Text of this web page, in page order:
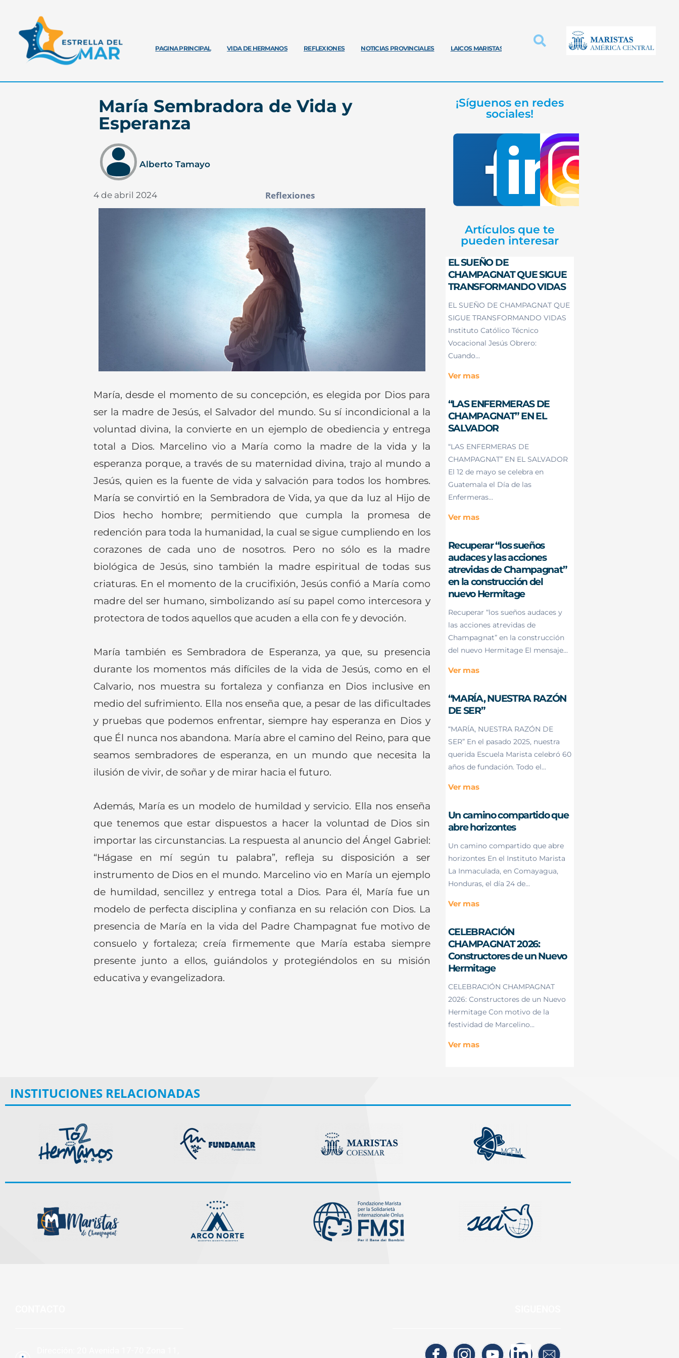
PAGINA PRINCIPAL VIDA DE HERMANOS REFLEXIONES NOTICIAS PROVINCIALES LAICOS MARISTAS INNOVACIÓN PROVINCIAL EDUCACIÓN MARISTA
María Sembradora de Vida y
Esperanza
Alberto Tamayo
4 de abril 2024 Reflexiones
María, desde el momento de su concepción, es elegida por Dios para
ser la madre de Jesús, el Salvador del mundo. Su sí incondicional a la
voluntad divina, la convierte en un ejemplo de obediencia y entrega
total a Dios. Marcelino vio a María como la madre de la vida y la
esperanza porque, a través de su maternidad divina, trajo al mundo a
Jesús, quien es la fuente de vida y salvación para todos los hombres.
María se convirtió en la Sembradora de Vida, ya que da luz al Hijo de
Dios hecho hombre; permitiendo que cumpla la promesa de
redención para toda la humanidad, la cual se sigue cumpliendo en los
corazones de cada uno de nosotros. Pero no sólo es la madre
biológica de Jesús, sino también la madre espiritual de todas sus
criaturas. En el momento de la crucifixión, Jesús confió a María como
madre del ser humano, simbolizando así su papel como intercesora y
protectora de todos aquellos que acuden a ella con fe y devoción.
María también es Sembradora de Esperanza, ya que, su presencia
durante los momentos más difíciles de la vida de Jesús, como en el
Calvario, nos muestra su fortaleza y confianza en Dios inclusive en
medio del sufrimiento. Ella nos enseña que, a pesar de las dificultades
y pruebas que podemos enfrentar, siempre hay esperanza en Dios y
que Él nunca nos abandona. María abre el camino del Reino, para que
seamos sembradores de esperanza, en un mundo que necesita la
ilusión de vivir, de soñar y de mirar hacia el futuro.
Además, María es un modelo de humildad y servicio. Ella nos enseña
que tenemos que estar dispuestos a hacer la voluntad de Dios sin
importar las circunstancias. La respuesta al anuncio del Ángel Gabriel:
“Hágase en mí según tu palabra”, refleja su disposición a ser
instrumento de Dios en el mundo. Marcelino vio en María un ejemplo
de humildad, sencillez y entrega total a Dios. Para él, María fue un
modelo de perfecta disciplina y confianza en su relación con Dios. La
presencia de María en la vida del Padre Champagnat fue motivo de
consuelo y fortaleza; creía firmemente que María estaba siempre
presente junto a ellos, guiándolos y protegiéndolos en su misión
educativa y evangelizadora.
¡Síguenos en redes
sociales!
Artículos que te
pueden interesar
EL SUEÑO DE
CHAMPAGNAT QUE SIGUE
TRANSFORMANDO VIDAS
EL SUEÑO DE CHAMPAGNAT QUE
SIGUE TRANSFORMANDO VIDAS
Instituto Católico Técnico
Vocacional Jesús Obrero:
Cuando...
Ver mas
“LAS ENFERMERAS DE
CHAMPAGNAT” EN EL
SALVADOR
“LAS ENFERMERAS DE
CHAMPAGNAT” EN EL SALVADOR
El 12 de mayo se celebra en
Guatemala el Día de las
Enfermeras...
Ver mas
Recuperar “los sueños
audaces y las acciones
atrevidas de Champagnat”
en la construcción del
nuevo Hermitage
Recuperar “los sueños audaces y
las acciones atrevidas de
Champagnat” en la construcción
del nuevo Hermitage El mensaje...
Ver mas
“MARÍA, NUESTRA RAZÓN
DE SER”
“MARÍA, NUESTRA RAZÓN DE
SER” En el pasado 2025, nuestra
querida Escuela Marista celebró 60
años de fundación. Todo el...
Ver mas
Un camino compartido que
abre horizontes
Un camino compartido que abre
horizontes En el Instituto Marista
La Inmaculada, en Comayagua,
Honduras, el día 24 de...
Ver mas
CELEBRACIÓN
CHAMPAGNAT 2026:
Constructores de un Nuevo
Hermitage
CELEBRACIÓN CHAMPAGNAT
2026: Constructores de un Nuevo
Hermitage Con motivo de la
festividad de Marcelino...
Ver mas
INSTITUCIONES RELACIONADAS